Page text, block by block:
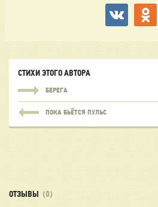
СТИХИ ЭТОГО АВТОРА
БЕРЕГА
ПОКА БЬЁТСЯ ПУЛЬС
ОТЗЫВЫ (0)